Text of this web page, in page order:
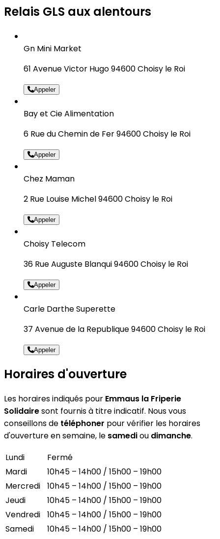
Relais GLS aux alentours
Gn Mini Market
61 Avenue Victor Hugo 94600 Choisy le Roi
Appeler
Bay et Cie Alimentation
6 Rue du Chemin de Fer 94600 Choisy le Roi
Appeler
Chez Maman
2 Rue Louise Michel 94600 Choisy le Roi
Appeler
Choisy Telecom
36 Rue Auguste Blanqui 94600 Choisy le Roi
Appeler
Carle Darthe Superette
37 Avenue de la Republique 94600 Choisy le Roi
Appeler
Horaires d'ouverture
Les horaires indiqués pour Emmaus la Friperie
Solidairesont fournis à titre indicatif. Nous vous
conseillons de téléphoner pour vérifier les horaires
d'ouverture en semaine, le samediou dimanche.
Lundi
Fermé
Mardi
10h45 – 14h00 / 15h00 – 19h00
Mercredi
10h45 – 14h00 / 15h00 – 19h00
Jeudi
10h45 – 14h00 / 15h00 – 19h00
Vendredi
10h45 – 14h00 / 15h00 – 19h00
Samedi
10h45 – 14h00 / 15h00 – 19h00